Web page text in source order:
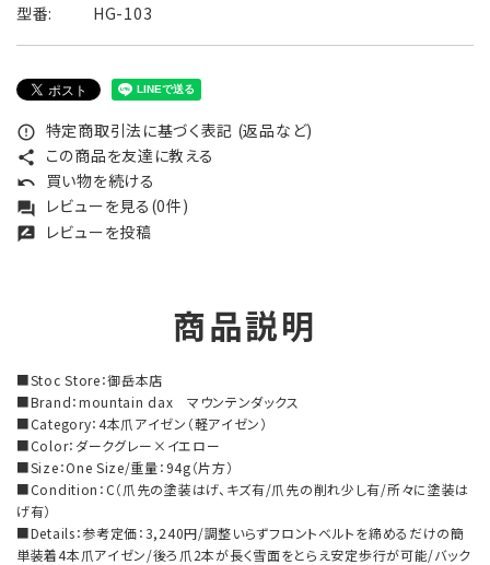
型番: HG-103
error_outline 特定商取引法に基づく表記 (返品など)
share この商品を友達に教える
undo 買い物を続ける
forum レビューを見る(0件)
rate_review レビューを投稿
商品説明
■Stoc Store：御岳本店
■Brand：mountain dax マウンテンダックス
■Category：4本爪アイゼン（軽アイゼン）
■Color：ダークグレー×イエロー
■Size：One Size/重量：94g（片方）
■Condition：C（爪先の塗装はげ、キズ有/爪先の削れ少し有/所々に塗装は
げ有）
■Details：参考定価：3,240円/調整いらずフロントベルトを締めるだけの簡
単装着4本爪アイゼン/後ろ爪2本が長く雪面をとらえ安定歩行が可能/バック